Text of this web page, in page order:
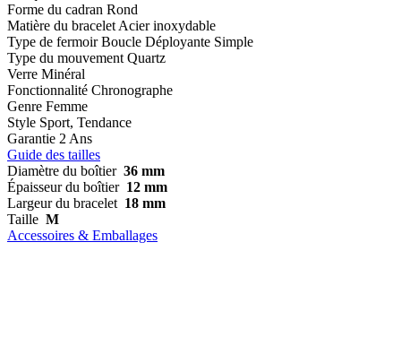
Forme du cadran Rond
Matière du bracelet Acier inoxydable
Type de fermoir Boucle Déployante Simple
Type du mouvement Quartz
Verre Minéral
Fonctionnalité Chronographe
Genre Femme
Style Sport, Tendance
Garantie 2 Ans
Guide des tailles
Diamètre du boîtier 36 mm
Épaisseur du boîtier 12 mm
Largeur du bracelet 18 mm
Taille M
Accessoires & Emballages